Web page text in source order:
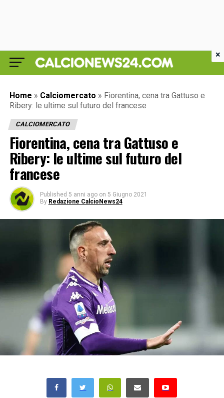
Home » Calciomercato » Fiorentina, cena tra Gattuso e
Ribery: le ultime sul futuro del francese
CALCIOMERCATO
Fiorentina, cena tra Gattuso e
Ribery: le ultime sul futuro del
francese
Published 5 anni ago on 5 Giugno 2021
By Redazione CalcioNews24
×